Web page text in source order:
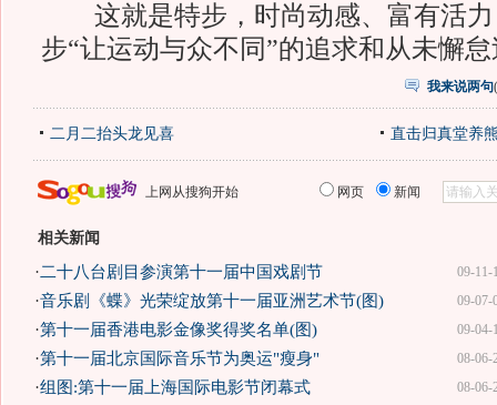
这就是特步，时尚动感、富有活力
步“让运动与众不同”的追求和从未懈
我来说两句(
二月二抬头龙见喜 直击归真堂养
上网从搜狗开始 网页 新闻
相关新闻
09-11-
·二十八台剧目参演第十一届中国戏剧节
09-07-
·音乐剧《蝶》光荣绽放第十一届亚洲艺术节(图)
09-04-
·第十一届香港电影金像奖得奖名单(图)
08-06-
·第十一届北京国际音乐节为奥运"瘦身"
08-06-
·组图:第十一届上海国际电影节闭幕式